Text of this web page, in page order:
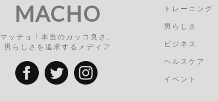
MACHO
マッチョ！本当のカッコ良さ、
男らしさを追求するメディア
トレーニング
男らしさ
ビジネス
ヘルスケア
イベント